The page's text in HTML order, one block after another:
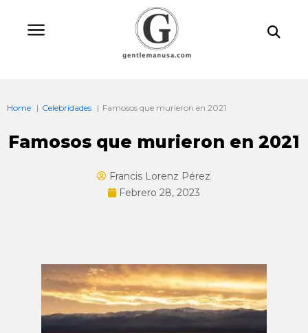
Home Celebridades Famosos que murieron en 2021
Famosos que murieron en 2021
Francis Lorenz Pérez
Febrero 28, 2023